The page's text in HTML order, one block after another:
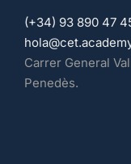
(+34) 93 890 47
Carrer General
Penedès.